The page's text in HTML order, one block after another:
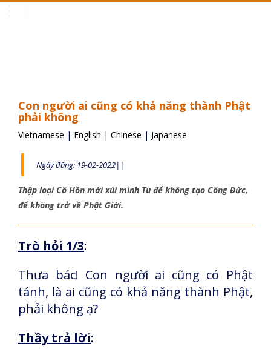
Con người ai cũng có khả năng thành Phật
phải không
Vietnamese | English | Chinese | Japanese
Ngày đăng: 19-02-2022||
Thập loại Cô Hồn mới xúi mình Tu để không tạo Công Đức,
để không trở về Phật Giới.
Trò hỏi 1/3:
Thưa bác! Con người ai cũng có Phật
tánh, là ai cũng có khả năng thành Phật,
phải không ạ?
Thầy trả lời: